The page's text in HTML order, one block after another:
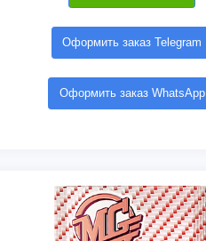
Оформить заказ Telegram
Оформить заказ WhatsApp